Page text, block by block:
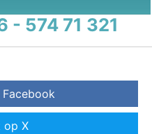
- 574 71 321
op X